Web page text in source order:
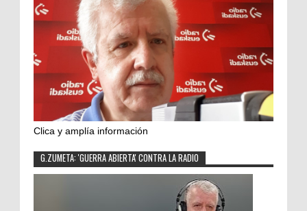
Clica y amplía información
G.ZUMETA: 'GUERRA ABIERTA' CONTRA LA RADIO